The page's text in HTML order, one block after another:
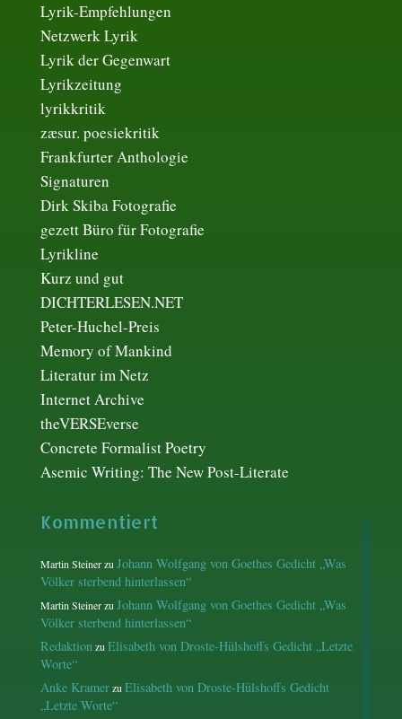
Lyrik-Empfehlungen
Netzwerk Lyrik
Lyrik der Gegenwart
Lyrikzeitung
lyrikkritik
zæsur. poesiekritik
Frankfurter Anthologie
Signaturen
Dirk Skiba Fotografie
gezett Büro für Fotografie
Lyrikline
Kurz und gut
DICHTERLESEN.NET
Peter-Huchel-Preis
Memory of Mankind
Literatur im Netz
Internet Archive
theVERSEverse
Concrete Formalist Poetry
Asemic Writing: The New Post-Literate
Kommentiert
Martin SteinerzuJohann Wolfgang von Goethes Gedicht „Was
Völker sterbend hinterlassen“
Martin SteinerzuJohann Wolfgang von Goethes Gedicht „Was
Völker sterbend hinterlassen“
RedaktionzuElisabeth von Droste-Hülshoffs Gedicht „Letzte
Worte“
Anke KramerzuElisabeth von Droste-Hülshoffs Gedicht
„Letzte Worte“